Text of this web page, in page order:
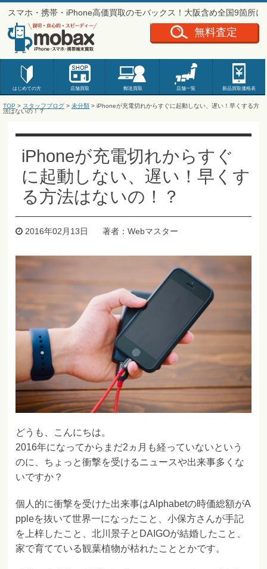
スマホ・携帯・iPhone高価買取のモバックス！大阪含め全国9箇所に
はじめての方 店舗買取 郵送買取 店舗一覧 新品買取価格表
無料査定
TOP > スタッフブログ > 未分類 > iPhoneが充電切れからすぐに起動しない、遅い！早くする方
法はないの！？
iPhoneが充電切れからすぐ
に起動しない、遅い！早くす
る方法はないの！？
2016年02月13日 著者：Webマスター
どうも、こんにちは。
2016年になってからまだ2ヵ月も経っていないという
のに、ちょっと衝撃を受けるニュースや出来事多くな
いですか？
個人的に衝撃を受けた出来事はAlphabetの時価総額がA
ppleを抜いて世界一になったこと、小保方さんが手記
を上梓したこと、北川景子とDAIGOが結婚したこと、
家で育てている観葉植物が枯れたこととかです。